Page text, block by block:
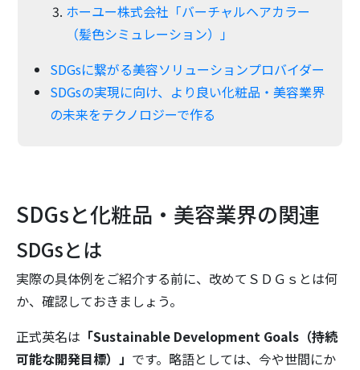
ホーユー株式会社「バーチャルヘアカラー
（髪色シミュレーション）」
SDGsに繋がる美容ソリューションプロバイダー
SDGsの実現に向け、より良い化粧品・美容業界
の未来をテクノロジーで作る
SDGsと化粧品・美容業界の関連
SDGsとは
実際の具体例をご紹介する前に、改めてＳＤＧｓとは何
か、確認しておきましょう。
正式英名は 「Sustainable Development Goals（持続
可能な開発目標）」 です。略語としては、今や世間にか